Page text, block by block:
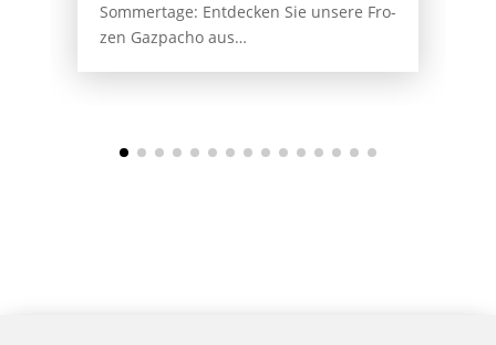
Som­mer­ta­ge: Ent­de­cken Sie unse­re Fro­
zen Gaz­pa­cho aus…